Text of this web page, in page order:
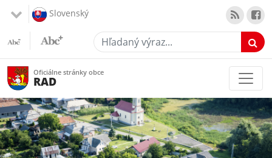
Slovenský
Hľadaný výraz...
Oficiálne stránky obce
RAD